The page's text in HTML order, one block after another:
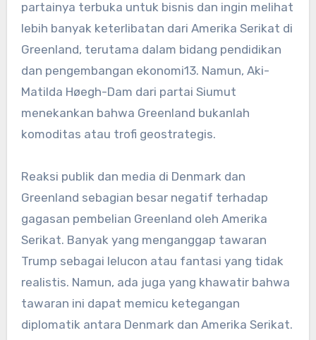
partainya terbuka untuk bisnis dan ingin melihat
lebih banyak keterlibatan dari Amerika Serikat di
Greenland, terutama dalam bidang pendidikan
dan pengembangan ekonomi13. Namun, Aki-
Matilda Høegh-Dam dari partai Siumut
menekankan bahwa Greenland bukanlah
komoditas atau trofi geostrategis.
Reaksi publik dan media di Denmark dan
Greenland sebagian besar negatif terhadap
gagasan pembelian Greenland oleh Amerika
Serikat. Banyak yang menganggap tawaran
Trump sebagai lelucon atau fantasi yang tidak
realistis. Namun, ada juga yang khawatir bahwa
tawaran ini dapat memicu ketegangan
diplomatik antara Denmark dan Amerika Serikat.